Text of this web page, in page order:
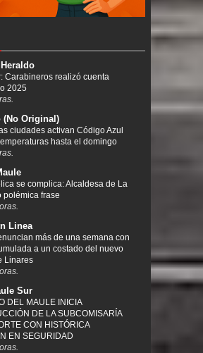
Carabineros realizó cuenta
2025
(No Original)
ciudades activan Código Azul
hasta el domingo
se complica: Alcaldesa de La
polémica frase
Linea
más de una semana con
a un costado del nuevo
Linares
Sur
DEL MAULE INICIA
DE LA SUBCOMISARÍA
CON HISTÓRICA
EN SEGURIDAD